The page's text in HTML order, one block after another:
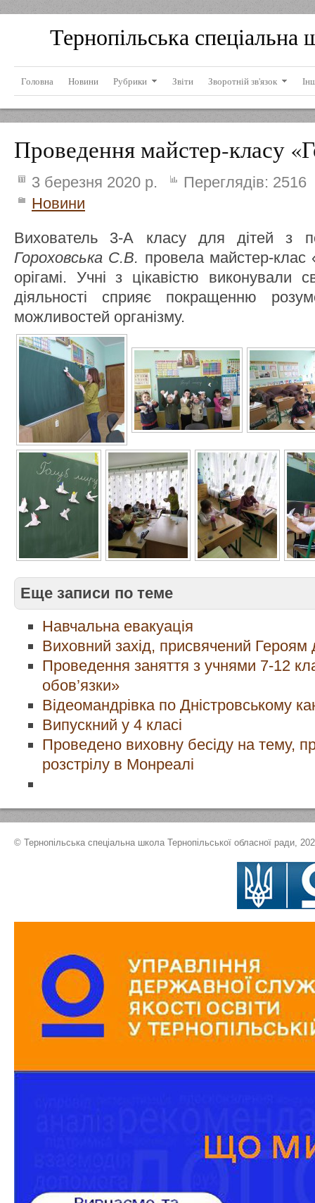
Тернопільська спеціальна
Головна Новини Рубрики Звіти Зворотній зв'язок
Проведення майстер-класу
3 березня 2020 р. Переглядів: 2516
Новини
Вихователь 3-А класу для дітей з
Гороховська С.В. провела майстер-клас
орігамі. Учні з цікавістю виконували
діяльності сприяє покращенню
можливостей організму.
Еще записи по теме
Навчальна евакуація
Виховний захід, присвячений Героям
Проведення заняття з учнями 7-12
обов’язки»
Відеомандрівка по Дністровському
Випускний у 4 класі
Проведено виховну бесіду на тему,
розстрілу в Монреалі
© Тернопільська спеціальна школа Тернопільської обласної ради,